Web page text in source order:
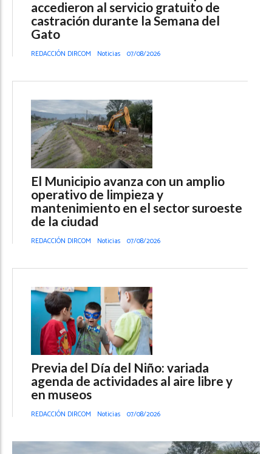
accedieron al servicio gratuito de
castración durante la Semana del
Gato
REDACCIÓN DIRCOM Noticias 07/08/2026
El Municipio avanza con un amplio
operativo de limpieza y
mantenimiento en el sector suroeste
de la ciudad
REDACCIÓN DIRCOM Noticias 07/08/2026
Previa del Día del Niño: variada
agenda de actividades al aire libre y
en museos
REDACCIÓN DIRCOM Noticias 07/08/2026